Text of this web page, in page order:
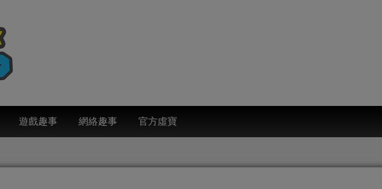
遊戲趣事 網絡趣事 官方虛寶